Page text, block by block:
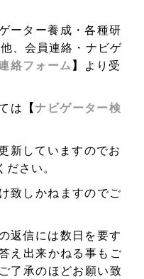
ーター養成・各種研
、会員連絡・ナビゲ
絡フォーム】
より受
は
【ナビゲーター検
新していますのでお
さい。
致しかねますのでご
返信には数日を要す
え出来かねる事もご
了承のほどお願い致